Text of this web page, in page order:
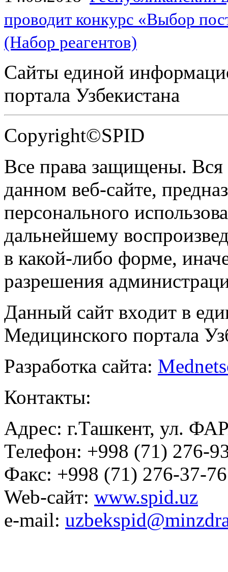
проводит конкурс «Выбор
(Набор реагентов)
Сайты единой
портала Узбекистана
Copyright©SPID
Все права защищены.
данном веб-сайте,
персонального
дальнейшему
в какой-либо форме,
разрешения
Данный сайт входит в
Медицинского портала
Разработка сайта:
Контакты:
Адрес: г.Ташкент, ул.
Телефон: +998 (71) 276-
Факс: +998 (71) 276-37-76
Web-сайт: www.spid.uz
e-mail: